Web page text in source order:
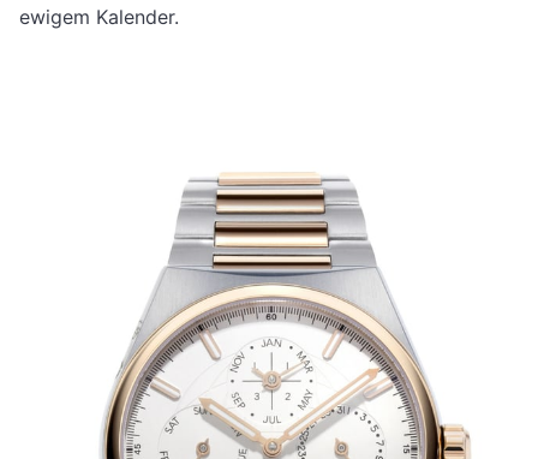
ewigem Kalender.